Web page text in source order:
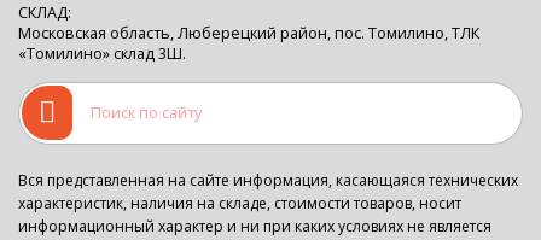
СКЛАД:
Московская область, Люберецкий район, пос. Томилино, ТЛК
«Томилино» склад 3Ш.
Вся представленная на сайте информация, касающаяся технических
характеристик, наличия на складе, стоимости товаров, носит
информационный характер и ни при каких условиях не является